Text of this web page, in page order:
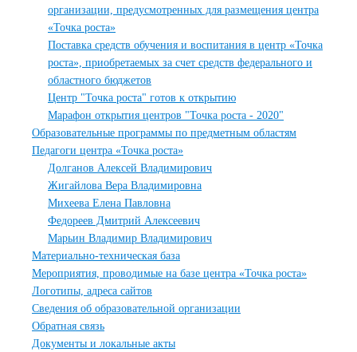
организации, предусмотренных для размещения центра
«Точка роста»
Поставка средств обучения и воспитания в центр «Точка
роста», приобретаемых за счет средств федерального и
областного бюджетов
Центр "Точка роста" готов к открытию
Марафон открытия центров "Точка роста - 2020"
Образовательные программы по предметным областям
Педагоги центра «Точка роста»
Долганов Алексей Владимирович
Жигайлова Вера Владимировна
Михеева Елена Павловна
Федореев Дмитрий Алексеевич
Марьин Владимир Владимирович
Материально-техническая база
Мероприятия, проводимые на базе центра «Точка роста»
Логотипы, адреса сайтов
Сведения об образовательной организации
Обратная связь
Документы и локальные акты